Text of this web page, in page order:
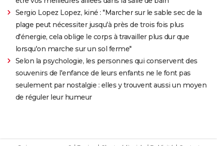
Sergio Lopez Lopez, kiné : "Marcher sur le sable sec de la
plage peut nécessiter jusqu'à près de trois fois plus
d'énergie, cela oblige le corps à travailler plus dur que
lorsqu'on marche sur un sol ferme"
Selon la psychologie, les personnes qui conservent des
souvenirs de l'enfance de leurs enfants ne le font pas
seulement par nostalgie : elles y trouvent aussi un moyen
de réguler leur humeur